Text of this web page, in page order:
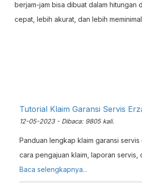
berjam-jam bisa dibuat dalam hitungan
cepat, lebih akurat, dan lebih
Tutorial Klaim Garansi Servis
12-05-2023 - Dibaca: 9805 kali.
Panduan lengkap klaim garansi servis
cara pengajuan klaim, laporan servis,
garansi dengan sistem terstruktur.
Baca selengkapnya...